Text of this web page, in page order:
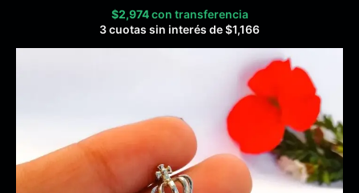
$2,974 con transferencia
3 cuotas sin interés de$1,166